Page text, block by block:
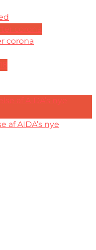
corona
af AIDA’s nye